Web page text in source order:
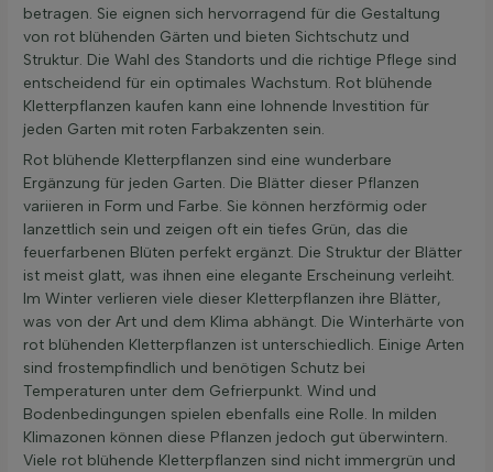
betragen. Sie eignen sich hervorragend für die Gestaltung
von rot blühenden Gärten und bieten Sichtschutz und
Struktur. Die Wahl des Standorts und die richtige Pflege sind
entscheidend für ein optimales Wachstum. Rot blühende
Kletterpflanzen kaufen kann eine lohnende Investition für
jeden Garten mit roten Farbakzenten sein.
Rot blühende Kletterpflanzen sind eine wunderbare
Ergänzung für jeden Garten. Die Blätter dieser Pflanzen
variieren in Form und Farbe. Sie können herzförmig oder
lanzettlich sein und zeigen oft ein tiefes Grün, das die
feuerfarbenen Blüten perfekt ergänzt. Die Struktur der Blätter
ist meist glatt, was ihnen eine elegante Erscheinung verleiht.
Im Winter verlieren viele dieser Kletterpflanzen ihre Blätter,
was von der Art und dem Klima abhängt. Die Winterhärte von
rot blühenden Kletterpflanzen ist unterschiedlich. Einige Arten
sind frostempfindlich und benötigen Schutz bei
Temperaturen unter dem Gefrierpunkt. Wind und
Bodenbedingungen spielen ebenfalls eine Rolle. In milden
Klimazonen können diese Pflanzen jedoch gut überwintern.
Viele rot blühende Kletterpflanzen sind nicht immergrün und